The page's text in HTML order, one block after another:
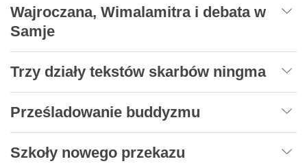
Wajroczana, Wimalamitra i debata w
Samje
Trzy działy tekstów skarbów ningma
Prześladowanie buddyzmu
Szkoły nowego przekazu